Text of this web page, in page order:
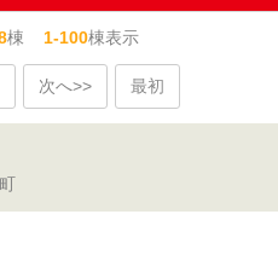
棟 1-100棟表示
次へ>> 最初